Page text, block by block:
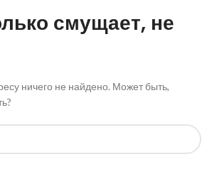
смущает, не
ничего не найдено. Может быть,